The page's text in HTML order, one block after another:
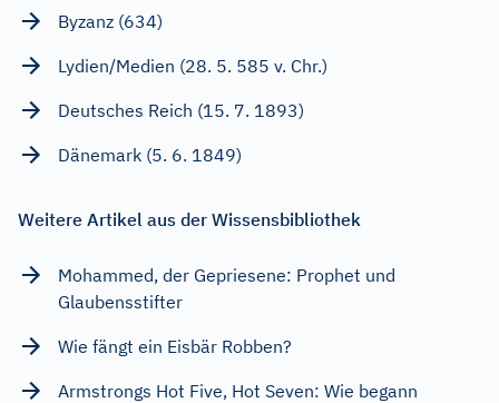
Byzanz (634)
Lydien/Medien (28. 5. 585 v. Chr.)
Deutsches Reich (15. 7. 1893)
Dänemark (5. 6. 1849)
Weitere Artikel aus der Wissensbibliothek
Mohammed, der Gepriesene: Prophet und
Glaubensstifter
Wie fängt ein Eisbär Robben?
Armstrongs Hot Five, Hot Seven: Wie begann